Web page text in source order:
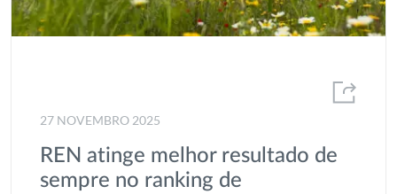
27 NOVEMBRO 2025
REN atinge melhor resultado de
sempre no ranking de